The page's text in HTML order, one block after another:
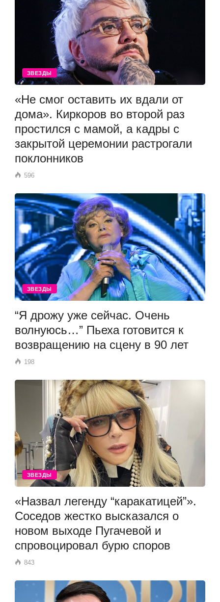
ЗВЕЗДЫ
«Не смог оставить их вдали от
дома». Киркоров во второй раз
простился с мамой, а кадры с
закрытой церемонии растрогали
поклонников
596
ЗВЕЗДЫ
“Я дрожу уже сейчас. Очень
волнуюсь…” Пьеха готовится к
возвращению на сцену в 90 лет
198
ЗВЕЗДЫ
«Назвал легенду “каракатицей”».
Соседов жестко высказался о
новом выходе Пугачевой и
спровоцировал бурю споров
843